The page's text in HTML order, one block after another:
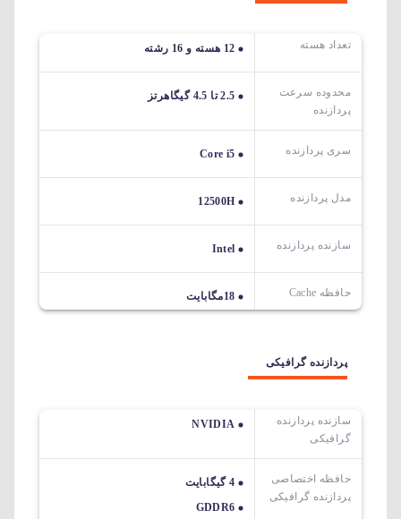
تعداد هسته 12 هسته و 16 رشته
محدوده سرعت
پردازنده
2.5 تا 4.5 گیگاهرتز
سری پردازنده Core i5
مدل پردازنده 12500H
سازنده پردازنده Intel
حافظه Cache 18مگابایت
پردازنده گرافیکی
سازنده پردازنده
گرافیکی
NVIDIA
حافظه اختصاصی
پردازنده گرافیکی
4 گیگابایت
GDDR6